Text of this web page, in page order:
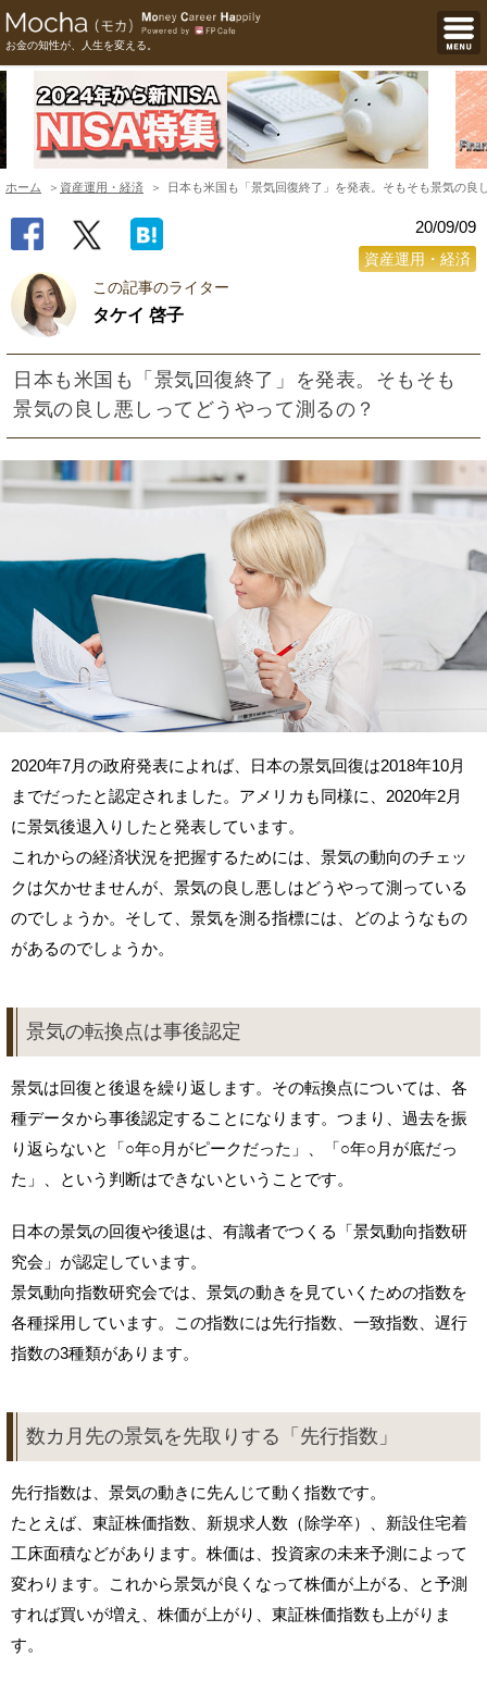
お金の知性が、人生を変える。
ホーム 資産運用・経済 日本も米国も「景気回復終了」を発表。そもそも景気の良
20/09/09
資産運用・経済
この記事のライター
タケイ 啓子
日本も米国も「景気回復終了」を発表。そもそも
景気の良し悪しってどうやって測るの？
2020年7月の政府発表によれば、日本の景気回復は2018年10月
までだったと認定されました。アメリカも同様に、2020年2月
に景気後退入りしたと発表しています。
これからの経済状況を把握するためには、景気の動向のチェッ
クは欠かせませんが、景気の良し悪しはどうやって測っている
のでしょうか。そして、景気を測る指標には、どのようなもの
があるのでしょうか。
景気の転換点は事後認定
景気は回復と後退を繰り返します。その転換点については、各
種データから事後認定することになります。つまり、過去を振
り返らないと「○年○月がピークだった」、「○年○月が底だっ
た」、という判断はできないということです。
日本の景気の回復や後退は、有識者でつくる「景気動向指数研
究会」が認定しています。
景気動向指数研究会では、景気の動きを見ていくための指数を
各種採用しています。この指数には先行指数、一致指数、遅行
指数の3種類があります。
数カ月先の景気を先取りする「先行指数」
先行指数は、景気の動きに先んじて動く指数です。
たとえば、東証株価指数、新規求人数（除学卒）、新設住宅着
工床面積などがあります。株価は、投資家の未来予測によって
変わります。これから景気が良くなって株価が上がる、と予測
すれば買いが増え、株価が上がり、東証株価指数も上がりま
す。